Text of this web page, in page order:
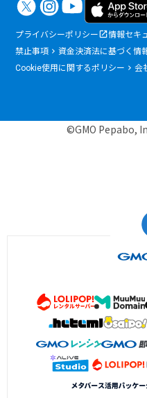
プライバシーポリシー 情報セキ
禁止事項
資金決済法に基づく情
Cookie使用に関するポリシー
会
©GMO Pepabo,